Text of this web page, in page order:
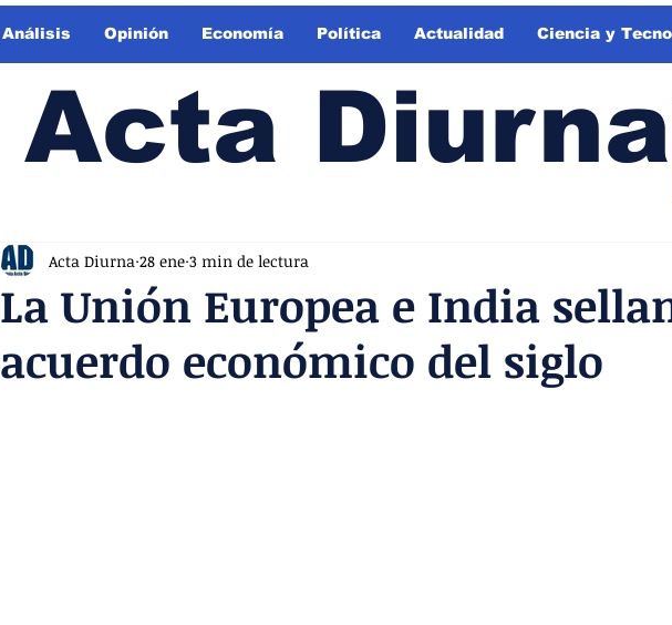
Análisis Opinión Economía Política Actualidad Ciencia y
Acta Diurna
La Unión Europea e India
acuerdo económico del siglo
Acta Diurna 28 ene 3 min de lectura